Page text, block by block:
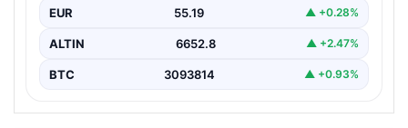
EUR 55.19 ▲ +0.28%
ALTIN 6652.8 ▲ +2.47%
BTC 3093814 ▲ +0.93%